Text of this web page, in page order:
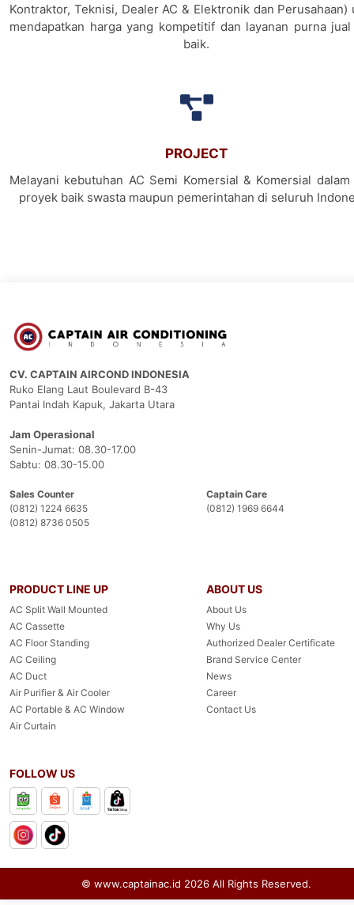
Kontraktor, Teknisi, Dealer AC & Elektronik dan Perusahaan)
mendapatkan harga yang kompetitif dan layanan purna
baik.
PROJECT
Melayani kebutuhan AC Semi Komersial & Komersial dalam
proyek baik swasta maupun pemerintahan di seluruh
CV. CAPTAIN AIRCOND INDONESIA
Ruko Elang Laut Boulevard B-43
Pantai Indah Kapuk, Jakarta Utara
Jam Operasional
Senin-Jumat: 08.30-17.00
Sabtu: 08.30-15.00
Sales Counter
(0812) 1224 6635
(0812) 8736 0505
Captain Care
(0812) 1969 6644
PRODUCT LINE UP
AC Split Wall Mounted
AC Cassette
AC Floor Standing
AC Ceiling
AC Duct
Air Purifier & Air Cooler
AC Portable & AC Window
Air Curtain
ABOUT US
About Us
Why Us
Authorized Dealer Certificate
Brand Service Center
News
Career
Contact Us
FOLLOW US
© www.captainac.id 2026 All Rights Reserved.